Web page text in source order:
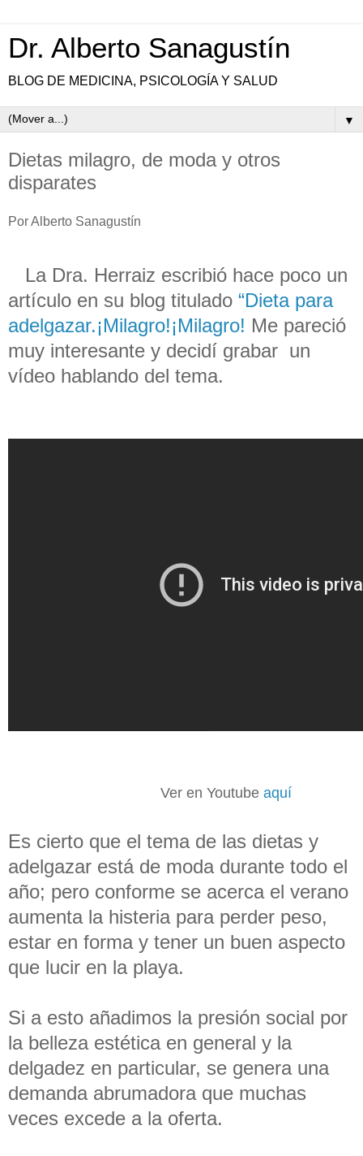
Dr. Alberto Sanagustín
BLOG DE MEDICINA, PSICOLOGÍA Y SALUD
▼
Dietas milagro, de moda y otros
disparates
Por Alberto Sanagustín
La Dra. Herraiz escribió hace poco un
artículo en su blog titulado “Dieta para
adelgazar.¡Milagro!¡Milagro! Me pareció
muy interesante y decidí grabar un
vídeo hablando del tema.
Ver en Youtube aquí
Es cierto que el tema de las dietas y
adelgazar está de moda durante todo el
año; pero conforme se acerca el verano
aumenta la histeria para perder peso,
estar en forma y tener un buen aspecto
que lucir en la playa.
Si a esto añadimos la presión social por
la belleza estética en general y la
delgadez en particular, se genera una
demanda abrumadora que muchas
veces excede a la oferta.